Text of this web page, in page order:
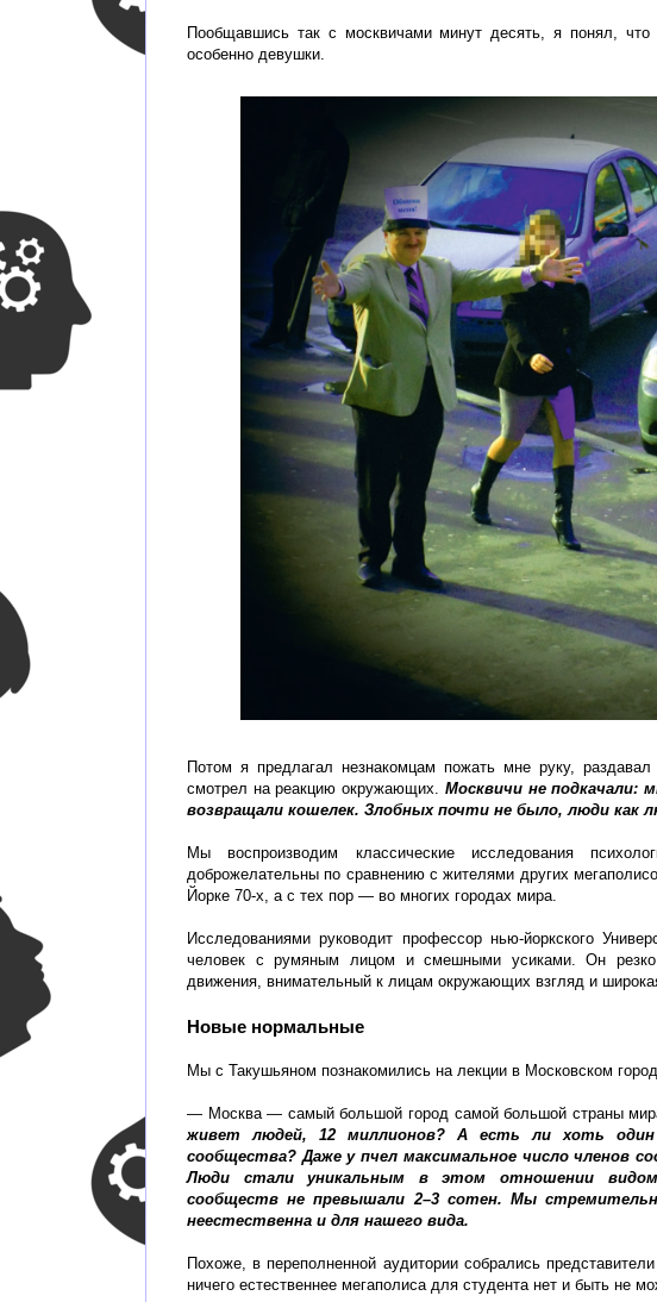
Пообщавшись так с москвичами минут десять, я понял,
особенно девушки.
Потом я предлагал незнакомцам пожать мне руку,
смотрел на реакцию окружающих. Москвичи не подкачали:
возвращали кошелек. Злобных почти не было, люди как
Мы воспроизводим классические исследования
доброжелательны по сравнению с жителями других
Йорке 70-х, а с тех пор — во многих городах мира.
Исследованиями руководит профессор нью-йоркского
человек с румяным лицом и смешными усиками. Он
движения, внимательный к лицам окружающих взгляд и
Новые нормальные
Мы с Такушьяном познакомились на лекции в Московском
— Москва — самый большой город самой большой страны
живет людей, 12 миллионов? А есть ли хоть один
сообщества? Даже у пчел максимальное число членов
Люди стали уникальным в этом отношении
сообществ не превышали 2–3 сотен. Мы
неестественна и для нашего вида.
Похоже, в переполненной аудитории собрались
ничего естественнее мегаполиса для студента нет и быть не